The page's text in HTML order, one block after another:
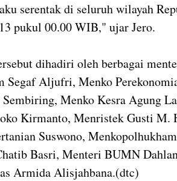
serentak di seluruh wilayah
pukul 00.00 WIB," ujar Jero.
dihadiri oleh berbagai
Segaf Aljufri, Menko
Menko Kesra Agung
Kirmanto, Menristek Gusti
Suswono,
Basri, Menteri BUMN
Armida Alisjahbana.(dtc)